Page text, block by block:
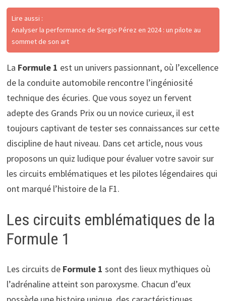
Lire aussi :
Analyser la performance de Sergio Pérez en 2024 : un pilote au
sommet de son art
La Formule 1 est un univers passionnant, où l’excellence
de la conduite automobile rencontre l’ingéniosité
technique des écuries. Que vous soyez un fervent
adepte des Grands Prix ou un novice curieux, il est
toujours captivant de tester ses connaissances sur cette
discipline de haut niveau. Dans cet article, nous vous
proposons un quiz ludique pour évaluer votre savoir sur
les circuits emblématiques et les pilotes légendaires qui
ont marqué l’histoire de la F1.
Les circuits emblématiques de la
Formule 1
Les circuits de Formule 1 sont des lieux mythiques où
l’adrénaline atteint son paroxysme. Chacun d’eux